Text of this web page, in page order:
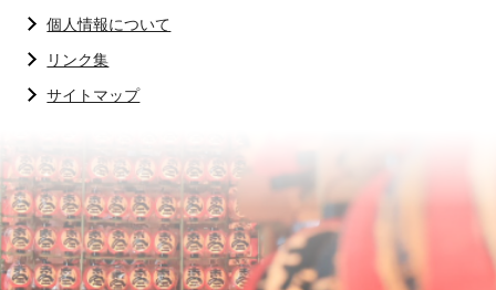
個人情報について
リンク集
サイトマップ